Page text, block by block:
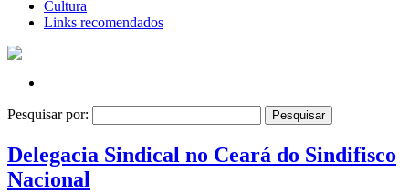
Cultura
Links recomendados
Pesquisar por:
Delegacia Sindical no Ceará do Sindifisco
Nacional